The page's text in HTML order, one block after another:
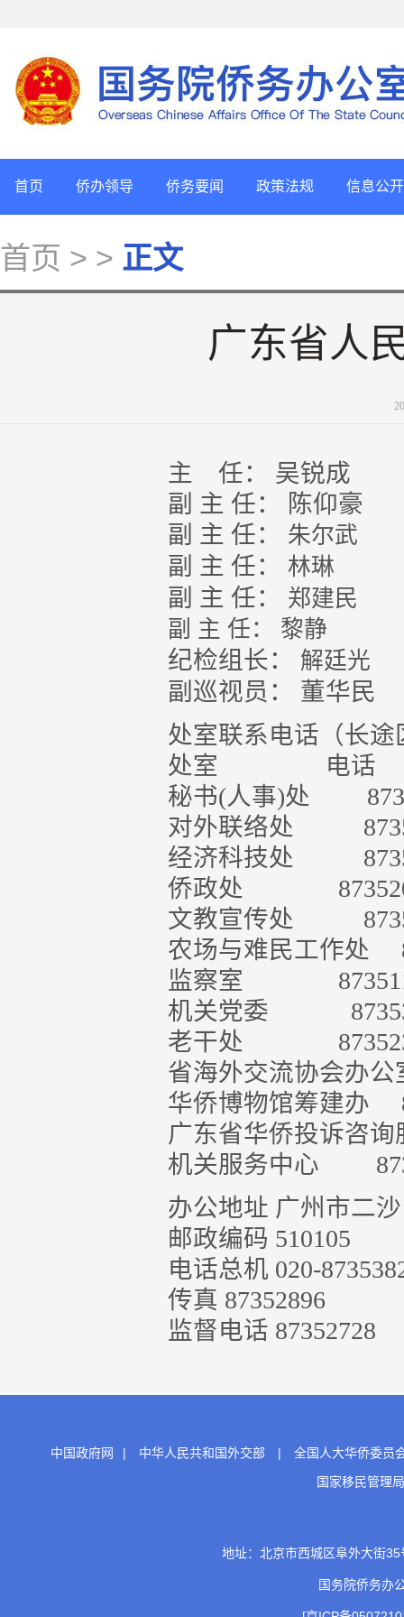
首页 侨办领导 侨务要闻 政策法规 信息公开
首页 > > 正文
广东省人
主 任： 吴锐成
副 主 任： 陈仰豪
副 主 任： 朱尔武
副 主 任： 林琳
副 主 任： 郑建民
副 主 任： 黎静
纪检组长： 解廷光
副巡视员： 董华民
处室联系电话（长途
处室
电话
秘书(人事)处
对外联络处
经济科技处
侨政处
文教宣传处
农场与难民工作处
监察室
机关党委
老干处
省海外交流协会办公
华侨博物馆筹建办
广东省华侨投诉咨询
机关服务中心
办公地址 广州市二
邮政编码 510105
电话总机 020-
传真 87352896
监督电话 87352728
中国政府网 | 中华人民共和国外交部 |
全国人大华侨委员
国家移民管理局
地址：北京市西城区阜外大街
国务院侨务